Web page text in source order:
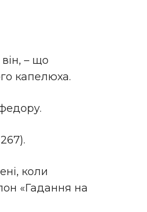
він, – що
капелюха.
коли
«Гадання на